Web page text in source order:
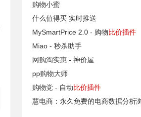
购物小蜜
什么值得买 实时推送
MySmartPrice 2.0 - 购物比价插件
Miao - 秒杀助手
网购淘实惠 - 神价屋
pp购物大师
购物党 - 自动比价插件
慧电商：永久免费的电商数据分析